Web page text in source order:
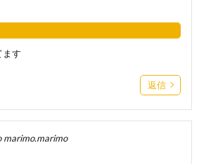
ます
返信
marimo.marimo